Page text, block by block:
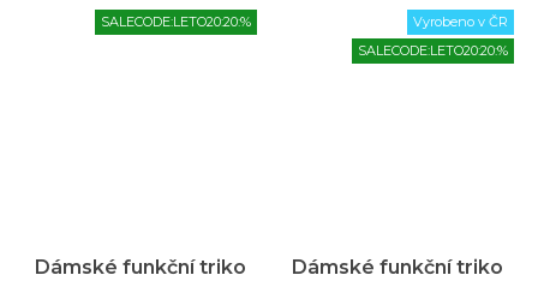
SALECODE:LETO20:20:%
Dámské funkční triko
Vyrobeno v ČR
SALECODE:LETO20:20:%
Dámské funkční triko